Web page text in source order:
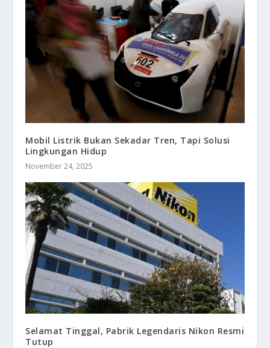
Mobil Listrik Bukan Sekadar Tren, Tapi Solusi
Lingkungan Hidup
November 24, 2025
Selamat Tinggal, Pabrik Legendaris Nikon Resmi
Tutup